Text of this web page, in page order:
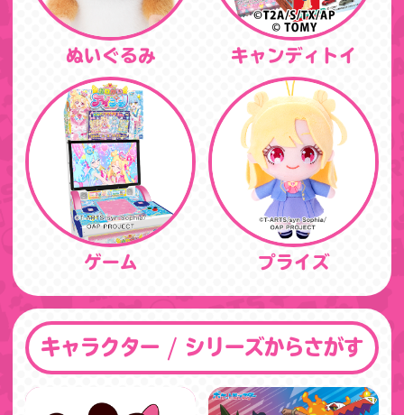
ぬいぐるみ キャンディトイ
ゲーム プライズ
キャラクター / シリーズからさがす